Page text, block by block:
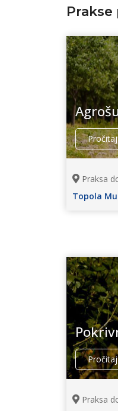
Praksa
Topola
Praksa